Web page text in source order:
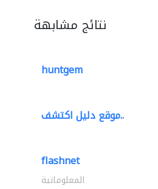
نتائج مشابهة
huntgem
موقع دليل اكتشف..
flashnet
المعلوماتية